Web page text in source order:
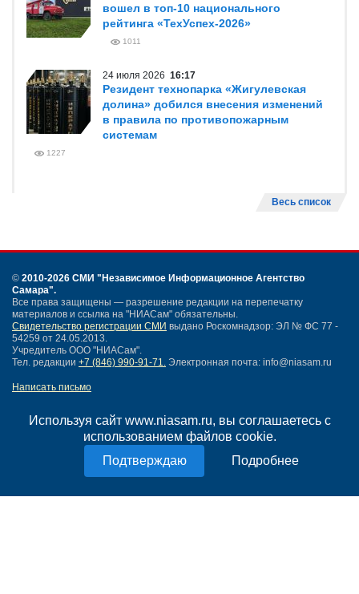
Используя сайт www.niasam.ru, вы соглашаетесь с
использованием файлов cookie.
Подробнее
вошел в топ-10 национального
рейтинга «ТехУспех-2026»
1011
24 июля 2026 16:17
Резидент технопарка «Жигулевская
долина» добился внесения изменений
в правила по противопожарным
системам
1227
Весь список
© 2010-2026 СМИ "Независимое Информационное Агентство
Самара".
Все права защищены — разрешение редакции на перепечатку
материалов и ссылка на "НИАСам" обязательны.
Свидетельство регистрации СМИ выдано Роскомнадзор: ЭЛ № ФС 77 -
54259 от 24.05.2013.
Учредитель ООО "НИАСам".
Тел. редакции +7 (846) 990-91-71. Электронная почта: info@niasam.ru
Написать письмо
Нашли ошибку?
Политика конфиденциальности